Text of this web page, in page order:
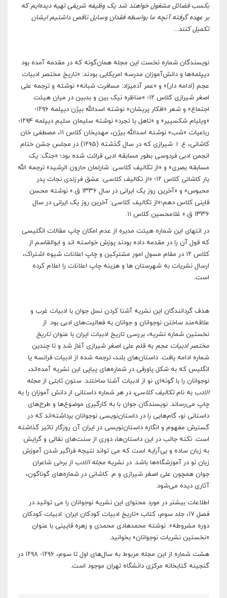
بکسب فضائل مشغول خواهند شد یک وظیفه شریفی تهیه دیدهایم که
بر عهده گرفته آنچه ما بواسطه فقدان وسایل ناقص داشتیم ایشان
تکمیل کنند...
نویسندگان شماره نخست این مجله همان‌گونه که در مقدمه آمده بود
دیپلمه‌ها و دانش‌آموزان مدرسه امریکایی بودند: «تاریخ مختصر ادبیات
عجم (ادامه دار)» و «عمر آدمیزاد: مسافرت شبانه» نوشته و ترجمه علی
اصغر شیرازی کلاس ۱۲؛ «مناظره نیک بین و بدبین در میان هیئت
اجتماع» و شعر «افکار پریشان» نوشته اسدالله بیژن دیپلمه ۱۲۹۶؛
«ویلیام شکسپیر» و «تاهل یا تجرد» نوشته سلیمان سلیم دیپلمه ۱۲۹۴؛
رباعیات «شب» نوشته اسدالله بیژن، مهدیخان کلاس ۱۱، مصطفی خان
کاشانی، ع. ا. شیرازی که در سال گذشته (۱۲۹۵) در مجلس جشن ختام
انجمن ادبی فردوسی بطور مسابقه ادبی قرائت شده بود؛ «جنگ: یک
مسابقه بصری» و «از تکالیف کلاسی: شارلمان حارون الرشید» ترجمه الله
یار کاشانی کلاس ۱۲؛ «از تکالیف کلاسی: عشق فرزندی نجات پدر
محبوس» و «آخرین روز یک ایرانی در سال ۱۳۳۶ ق.» نوشته محسن
قاینی کلاس دهم؛«از تکالیف کلاسی: آخرین روز یک ایرانی در سال
۱۳۳۶ ق.» غلامحسین کلاس ۱۱.
در انتهای این شماره هیئت مدیره از عدم امکان چاپ مقالات انگلیسی
که قول آن را در مقدمه داده بودند پوزش خواسته اند و ابوالقاسم از
کلاس ۱۲ در مقام مسول امور مشترکین و چاپ اعلانات شیوه اشتراک،
ارسال نشریات به شهرستان ها و هزینه چاپ اعلانات را اعلام کرده
است.
هدف گردانندگان این نشریه آشنا کردن نسل جوان با ادبیات غرب و
علا‌قه‌مند ساختن نوجوانان و جوانان به فعالیت‌های ادبی بود. از
نخستین شماره نشریه، بررسی تاریخ ادبیات ایران با عنوانتاریخ
مختصر ادبیات عجم به قلم علی اصغر شیرازی آغاز شد و تا چندین
شماره ادامه یافت. داستان‌های بلند، ترجمه شده از ادبیات فرانسه یا
انگلیس که به شکل پاورقی در شماره‌های پیاپی این نشریه آمده‌اند،
نوجوانان را با گونه‌ای نو از ادبیات آشنا ساختند. ستون ثابتی از مجله
الادب به نامتکالیف کلاسی، در هر شماره داستانی از دانش آموزان را به
چاپ می‌رساند. نویسندگان جوان با به کارگیری موضوع‌ها و طرح‌های
داستانی نو، ‌گام‌هایی را در داستان‌نویسی نوجوانان برداشته‌اند که در
گسترش مفهوم و انگاره داستان‌نویسی در ایران آن روزگار ‌تاثیر گذاشته
است. نکته جالب در این داستان‌ها، دوری از سنت‌های نقالی و گرایش
به زبان ساده و بی‌آرایه است که می تواند نتیجه فراگیر شدن آموزش
زبان نو در آموزشگاه‌ها باشد. در نشریه مجله الادب از برخی شاعران
جوان همچون علی اصغر شیرازی و م. کاشانی در شماره‌های گوناگون،
آثاری دیده می‌شود.
اطلاعات بیشتر در مورد محتوای این نشریه نوجوانان را می توانید در
فصل ۱۷، جلد سوم، کتاب «تاریخ ادبیات کودکان ایران: ادبیات کودکان
دوره مشروطه». نوشته محمدهادی محمدی و زهره قایینی با عنوان
«نخستین نشریات نوجوانان» بخوانید.
هشت شماره از این مجله مربوط به سال‌های اول تا سوم، ۱۲۹۶- ۱۲۹۸ در
گنجینه کتابخانه مرکزی دانشگاه تهران موجود است.